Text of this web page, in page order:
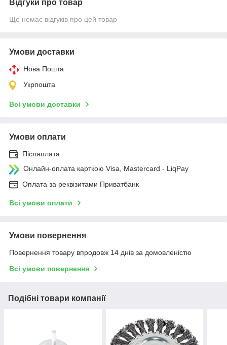
Відгуки про товар
Ще немає відгуків про цей товар
Умови доставки
Нова Пошта
Укрпошта
Всі умови доставки
Умови оплати
Післяплата
Онлайн-оплата карткою Visa, Mastercard - LiqPay
Оплата за реквізитами Приватбанк
Всі умови оплати
Умови повернення
Повернення товару впродовж 14 днів за домовленістю
Всі умови повернення
Подібні товари компанії